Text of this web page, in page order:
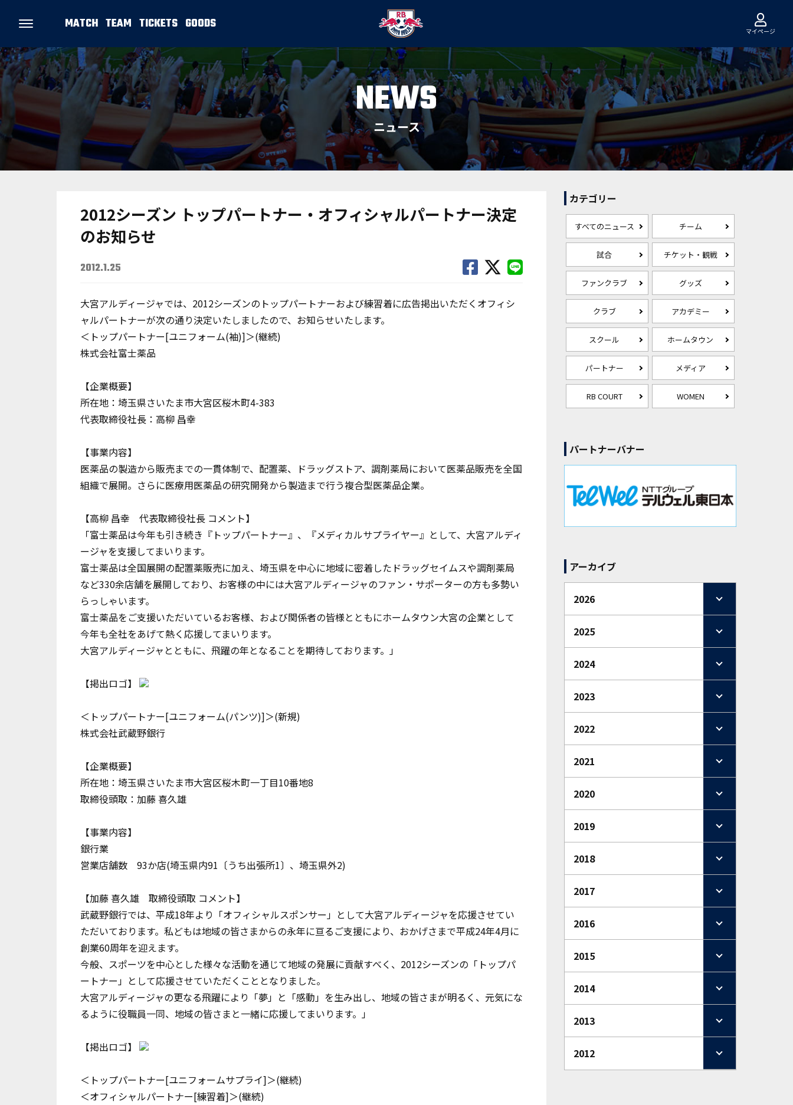
MATCH TEAM TICKETS GOODS マイページ
NEWS
ニュース
2012シーズン トップパートナー・オフィシャルパートナー決定
のお知らせ
2012.1.25
大宮アルディージャでは、2012シーズンのトップパートナーおよび練習着に広告掲出いただくオフィシ
ャルパートナーが次の通り決定いたしましたので、お知らせいたします。
＜トップパートナー[ユニフォーム(袖)]＞(継続)
株式会社富士薬品
【企業概要】
所在地：埼玉県さいたま市大宮区桜木町4-383
代表取締役社長：高柳 昌幸
【事業内容】
医薬品の製造から販売までの一貫体制で、配置薬、ドラッグストア、調剤薬局において医薬品販売を全国
組織で展開。さらに医療用医薬品の研究開発から製造まで行う複合型医薬品企業。
【高柳 昌幸 代表取締役社長 コメント】
「富士薬品は今年も引き続き『トップパートナー』、『メディカルサプライヤー』として、大宮アルディ
ージャを支援してまいります。
富士薬品は全国展開の配置薬販売に加え、埼玉県を中心に地域に密着したドラッグセイムスや調剤薬局
など330余店舗を展開しており、お客様の中には大宮アルディージャのファン・サポーターの方も多勢い
らっしゃいます。
富士薬品をご支援いただいているお客様、および関係者の皆様とともにホームタウン大宮の企業として
今年も全社をあげて熱く応援してまいります。
大宮アルディージャとともに、飛躍の年となることを期待しております。」
【掲出ロゴ】
＜トップパートナー[ユニフォーム(パンツ)]＞(新規)
株式会社武蔵野銀行
【企業概要】
所在地：埼玉県さいたま市大宮区桜木町一丁目10番地8
取締役頭取：加藤 喜久雄
【事業内容】
銀行業
営業店舗数 93か店(埼玉県内91〔うち出張所1〕、埼玉県外2)
【加藤 喜久雄 取締役頭取 コメント】
武蔵野銀行では、平成18年より「オフィシャルスポンサー」として大宮アルディージャを応援させてい
ただいております。私どもは地域の皆さまからの永年に亘るご支援により、おかげさまで平成24年4月に
創業60周年を迎えます。
今般、スポーツを中心とした様々な活動を通じて地域の発展に貢献すべく、2012シーズンの「トップパ
ートナー」として応援させていただくこととなりました。
大宮アルディージャの更なる飛躍により「夢」と「感動」を生み出し、地域の皆さまが明るく、元気にな
るように役職員一同、地域の皆さまと一緒に応援してまいります。」
【掲出ロゴ】
＜トップパートナー[ユニフォームサプライ]＞(継続)
＜オフィシャルパートナー[練習着]＞(継続)
カテゴリー
すべてのニュース チーム
試合 チケット・観戦
ファンクラブ グッズ
クラブ アカデミー
スクール ホームタウン
パートナー メディア
RB COURT WOMEN
パートナーバナー
アーカイブ
2026
2025
2024
2023
2022
2021
2020
2019
2018
2017
2016
2015
2014
2013
2012